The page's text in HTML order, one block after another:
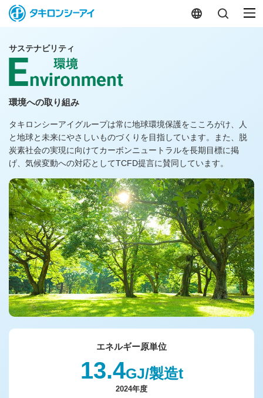
サステナビリティ
環境への取り組み
タキロンシーアイグループは常に地球環境保護をこころがけ、人
と地球と未来にやさしいものづくりを目指しています。また、脱
炭素社会の実現に向けてカーボンニュートラルを長期目標に掲
げ、気候変動への対応としてTCFD提言に賛同しています。
エネルギー原単位
13.4GJ/製造t
2024年度